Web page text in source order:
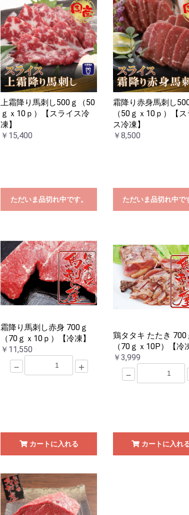
上霜降り馬刺し500ｇ（50
ｇｘ10ｐ）【スライス冷
凍】
￥15,400
ただいま品切れ中です。
霜降り赤身馬刺し
（50ｇｘ10ｐ）【ス
ス冷凍】
￥8,500
ただいま品切れ中で
霜降り馬刺し赤身 700ｇ
（70ｇｘ10ｐ）【冷凍】
￥11,550
－ ＋
カートに入れる
鶏タタキ たたき 700
（70ｇｘ10P）【冷
￥3,999
－
カートに入れ